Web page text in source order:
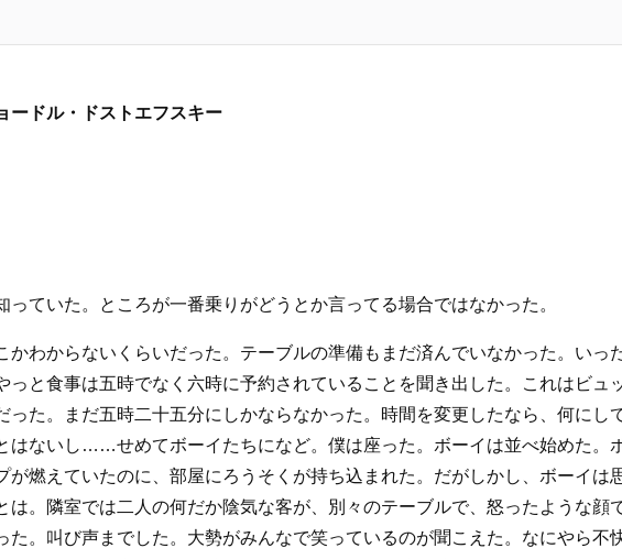
ードル・ドストエフスキー
ていた。ところが一番乗りがどうとか言ってる場合ではなかった。
わからないくらいだった。テーブルの準備もまだ済んでいなかった。いっ
と食事は五時でなく六時に予約されていることを聞き出した。これはビュ
た。まだ五時二十五分にしかならなかった。時間を変更したなら、何にし
はないし……せめてボーイたちになど。僕は座った。ボーイは並べ始めた。
が燃えていたのに、部屋にろうそくが持ち込まれた。だがしかし、ボーイは
は。隣室では二人の何だか陰気な客が、別々のテーブルで、怒ったような顔
た。叫び声までした。大勢がみんなで笑っているのが聞こえた。なにやら不